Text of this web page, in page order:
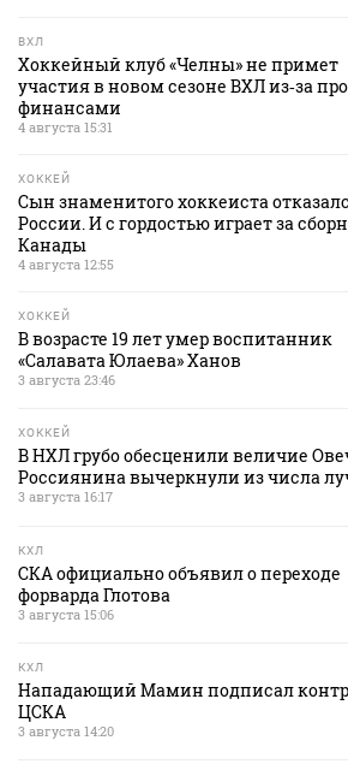
ВХЛ
Хоккейный клуб «Челны» не примет
участия в новом сезоне ВХЛ из‑за
финансами
4 августа 15:31
ХОККЕЙ
Сын знаменитого хоккеиста
России. И с гордостью играет за
Канады
4 августа 12:55
ХОККЕЙ
В возрасте 19 лет умер воспитанник
«Салавата Юлаева» Ханов
3 августа 23:46
ХОККЕЙ
В НХЛ грубо обесценили величие
Россиянина вычеркнули из числа
3 августа 16:17
КХЛ
СКА официально объявил о переходе
форварда Глотова
3 августа 15:06
КХЛ
Нападающий Мамин подписал
ЦСКА
3 августа 14:20